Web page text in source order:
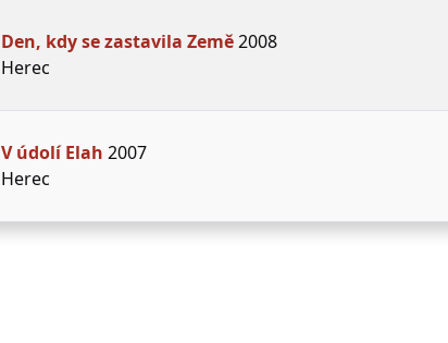
Den, kdy se zastavila Země2008
Herec
V údolí Elah 2007
Herec